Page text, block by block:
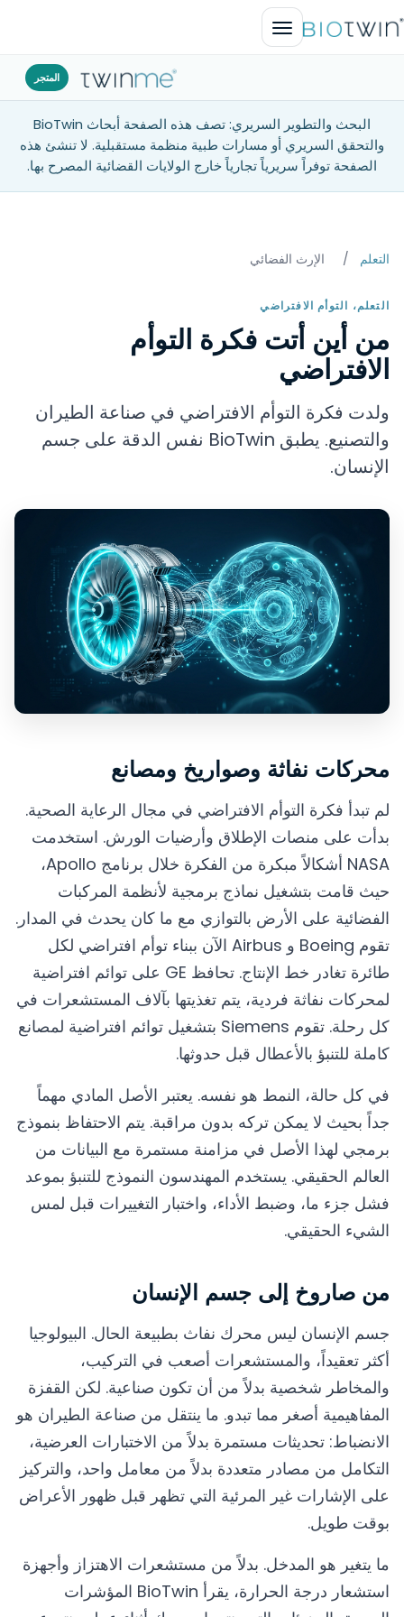
افتح القائمة
المتجر
البحث والتطوير السريري: تصف هذه الصفحة أبحاث BioTwin
والتحقق السريري أو مسارات طبية منظمة مستقبلية. لا تنشئ هذه
الصفحة توفراً سريرياً تجارياً خارج الولايات القضائية المصرح بها.
التعلم / الإرث الفضائي
التعلم، التوأم الافتراضي
من أين أتت فكرة التوأم
الافتراضي
ولدت فكرة التوأم الافتراضي في صناعة الطيران
والتصنيع. يطبق BioTwin نفس الدقة على جسم
الإنسان.
محركات نفاثة وصواريخ ومصانع
لم تبدأ فكرة التوأم الافتراضي في مجال الرعاية الصحية.
بدأت على منصات الإطلاق وأرضيات الورش. استخدمت
NASA أشكالاً مبكرة من الفكرة خلال برنامج Apollo،
حيث قامت بتشغيل نماذج برمجية لأنظمة المركبات
الفضائية على الأرض بالتوازي مع ما كان يحدث في المدار.
تقوم Boeing و Airbus الآن ببناء توأم افتراضي لكل
طائرة تغادر خط الإنتاج. تحافظ GE على توائم افتراضية
لمحركات نفاثة فردية، يتم تغذيتها بآلاف المستشعرات في
كل رحلة. تقوم Siemens بتشغيل توائم افتراضية لمصانع
كاملة للتنبؤ بالأعطال قبل حدوثها.
في كل حالة، النمط هو نفسه. يعتبر الأصل المادي مهماً
جداً بحيث لا يمكن تركه بدون مراقبة. يتم الاحتفاظ بنموذج
برمجي لهذا الأصل في مزامنة مستمرة مع البيانات من
العالم الحقيقي. يستخدم المهندسون النموذج للتنبؤ بموعد
فشل جزء ما، وضبط الأداء، واختبار التغييرات قبل لمس
الشيء الحقيقي.
من صاروخ إلى جسم الإنسان
جسم الإنسان ليس محرك نفاث بطبيعة الحال. البيولوجيا
أكثر تعقيداً، والمستشعرات أصعب في التركيب،
والمخاطر شخصية بدلاً من أن تكون صناعية. لكن القفزة
المفاهيمية أصغر مما تبدو. ما ينتقل من صناعة الطيران هو
الانضباط: تحديثات مستمرة بدلاً من الاختبارات العرضية،
التكامل من مصادر متعددة بدلاً من معامل واحد، والتركيز
على الإشارات غير المرئية التي تظهر قبل ظهور الأعراض
بوقت طويل.
ما يتغير هو المدخل. بدلاً من مستشعرات الاهتزاز وأجهزة
استشعار درجة الحرارة، يقرأ BioTwin المؤشرات